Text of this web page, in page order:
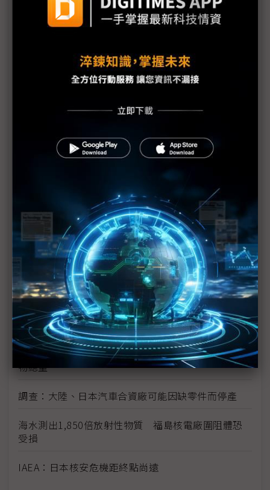
福島縣政府開始檢測產品輻射值
原能會：輻射雲團6日飄到台灣 影響輕微
福島第1核電廠發現2具東電員工遺體
防輻射水持續外洩 東電灌高分子聚合物堵裂縫
美軍核污處理部隊分批赴日 助防範核災擴大
1號機核心恐損毀70% IAEA：日本核電廠情況仍非
常嚴重
日本震災加劇亞洲通膨
日震限電影響 光學玻璃廠小原、Hoya相繼宣布減產
富士通指震災讓該公司損失數十億日圓
學者：日本核電站問題 後果將是長期且災難性的
宮城縣震後損失上兆日圓 廢墟量相當於23年的廢棄
物總量
調查：大陸、日本汽車合資廠可能因缺零件而停產
海水測出1,850倍放射性物質 福島核電廠圍阻體恐
受損
IAEA：日本核安危機距終點尚遠